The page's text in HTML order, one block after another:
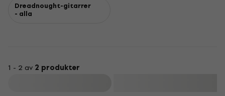
Dreadnought-gitarrer
- alla
1 - 2 av 2 produkter